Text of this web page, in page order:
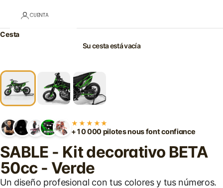
CUENTA
Cesta
Su cesta está vacía
★★★★★
+10 000 pilotes nous font confiance
SABLE - Kit decorativo BETA
50cc - Verde
Un diseño profesional con tus colores y tus números.